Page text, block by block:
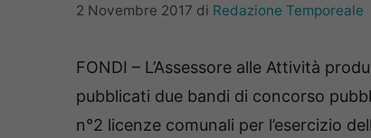
2 Novembre 2017 di Redazione Temporeale
FONDI – L’Assessore alle Attività
pubblicati due bandi di concorso
n°2 licenze comunali per l’esercizio